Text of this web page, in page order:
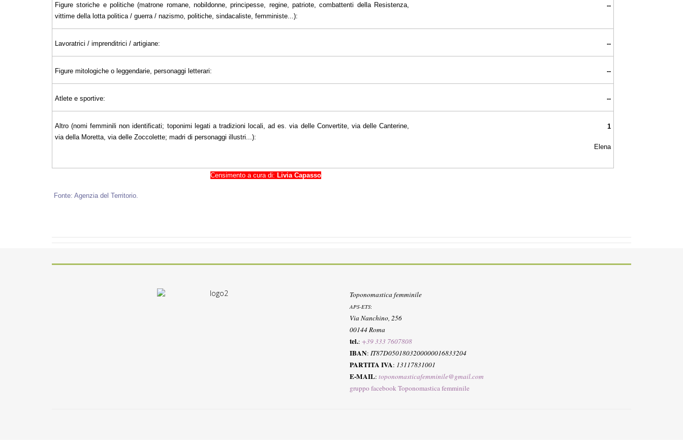
Figure storiche e politiche (matrone romane, nobildonne, principesse, regine, patriote, combattenti della Resistenza,
vittime della lotta politica / guerra / nazismo, politiche, sindacaliste, femministe...):
--
Lavoratrici / imprenditrici / artigiane: --
Figure mitologiche o leggendarie, personaggi letterari: --
Atlete e sportive: --
Altro (nomi femminili non identificati; toponimi legati a tradizioni locali, ad es. via delle Convertite, via delle Canterine,
via della Moretta, via delle Zoccolette; madri di personaggi illustri...):
1
Elena
Censimento a cura di: Livia Capasso
Fonte: Agenzia del Territorio.
Toponomastica femminile
APS-ETS:
Via Nanchino, 256
00144 Roma
tel.: +39 333 7607808
IBAN: IT87D0501803200000016833204
PARTITA IVA: 13117831001
E-MAIL: toponomasticafemminile@gmail.com
gruppo facebook Toponomastica femminile